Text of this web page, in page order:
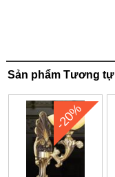
Sản phẩm Tương tự
-20%